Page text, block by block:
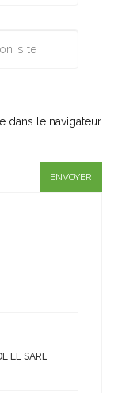
dans le navigateur
LE SARL